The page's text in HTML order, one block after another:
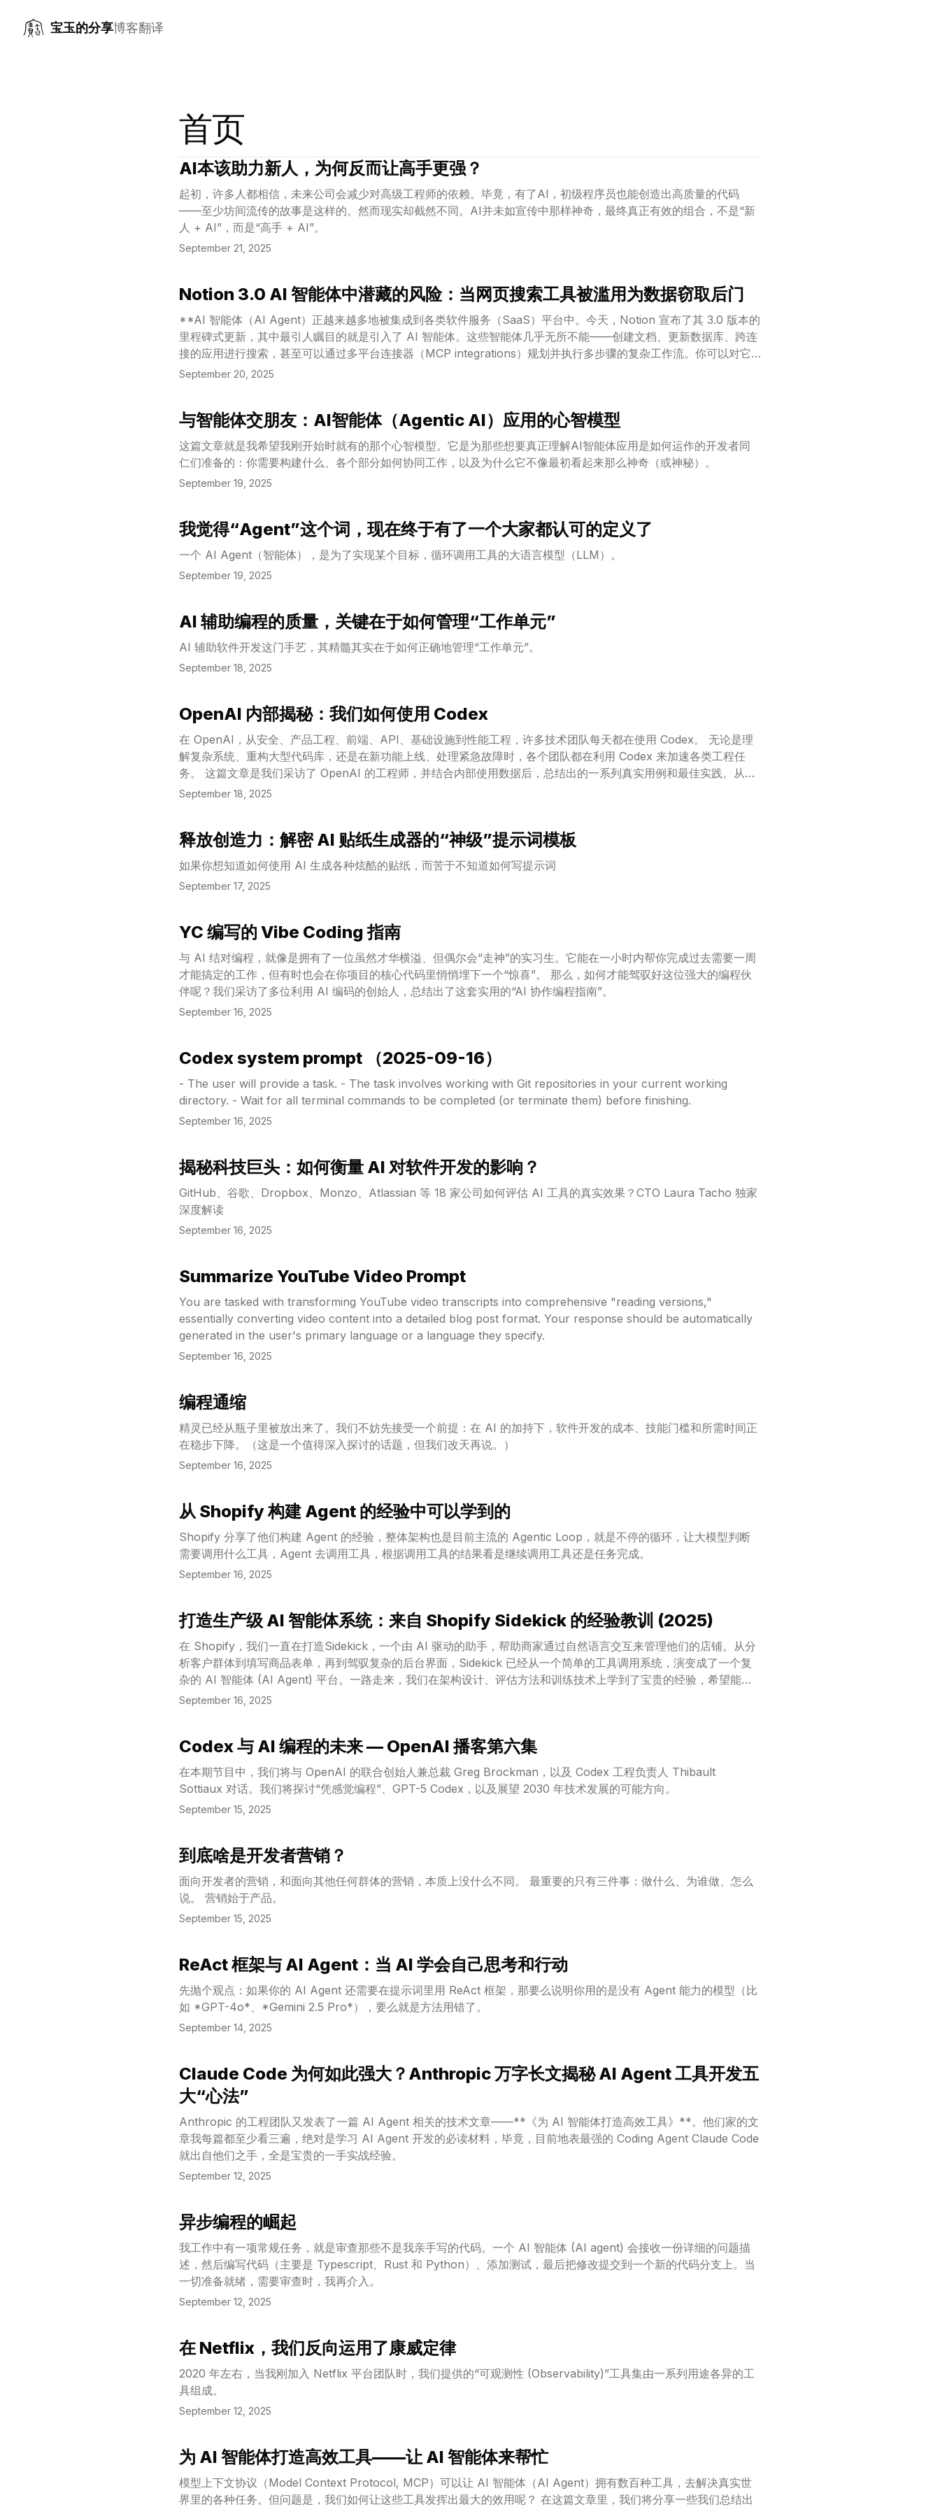
宝玉的分享博客翻译
首页
AI本该助力新人，为何反而让高手更强？
起初，许多人都相信，未来公司会减少对高级工程师的依赖。毕竟，有了AI，初级程序员也能创造出高质量的代码
——至少坊间流传的故事是这样的。然而现实却截然不同。AI并未如宣传中那样神奇，最终真正有效的组合，不是“新
人 + AI”，而是“高手 + AI”。
September 21, 2025
View Article
Notion 3.0 AI 智能体中潜藏的风险：当网页搜索工具被滥用为数据窃取后门
**AI 智能体（AI Agent）正越来越多地被集成到各类软件服务（SaaS）平台中。今天，Notion 宣布了其 3.0 版本的
里程碑式更新，其中最引人瞩目的就是引入了 AI 智能体。这些智能体几乎无所不能——创建文档、更新数据库、跨连
接的应用进行搜索，甚至可以通过多平台连接器（MCP integrations）规划并执行多步骤的复杂工作流。你可以对它
们进行个性化设置，甚至组建一支定制的智能体团队，让它们根据触发条件或预定时间自动运行，成为你的自主助理，
September 20, 2025
View Article
与智能体交朋友：AI智能体（Agentic AI）应用的心智模型
这篇文章就是我希望我刚开始时就有的那个心智模型。它是为那些想要真正理解AI智能体应用是如何运作的开发者同
仁们准备的：你需要构建什么、各个部分如何协同工作，以及为什么它不像最初看起来那么神奇（或神秘）。
September 19, 2025
View Article
我觉得“Agent”这个词，现在终于有了一个大家都认可的定义了
一个 AI Agent（智能体），是为了实现某个目标，循环调用工具的大语言模型（LLM）。
September 19, 2025
View Article
AI 辅助编程的质量，关键在于如何管理“工作单元”
AI 辅助软件开发这门手艺，其精髓其实在于如何正确地管理“工作单元”。
September 18, 2025
View Article
OpenAI 内部揭秘：我们如何使用 Codex
在 OpenAI，从安全、产品工程、前端、API、基础设施到性能工程，许多技术团队每天都在使用 Codex。 无论是理
解复杂系统、重构大型代码库，还是在新功能上线、处理紧急故障时，各个团队都在利用 Codex 来加速各类工程任
务。 这篇文章是我们采访了 OpenAI 的工程师，并结合内部使用数据后，总结出的一系列真实用例和最佳实践。从
中，你可以看到 Codex 是如何帮助我们的团队提高效率、提升工作质量，并从容应对大规模系统复杂性的。
September 18, 2025
View Article
释放创造力：解密 AI 贴纸生成器的“神级”提示词模板
如果你想知道如何使用 AI 生成各种炫酷的贴纸，而苦于不知道如何写提示词
September 17, 2025
View Article
YC 编写的 Vibe Coding 指南
与 AI 结对编程，就像是拥有了一位虽然才华横溢、但偶尔会“走神”的实习生。它能在一小时内帮你完成过去需要一周
才能搞定的工作，但有时也会在你项目的核心代码里悄悄埋下一个“惊喜”。 那么，如何才能驾驭好这位强大的编程伙
伴呢？我们采访了多位利用 AI 编码的创始人，总结出了这套实用的“AI 协作编程指南”。
September 16, 2025
View Article
Codex system prompt （2025-09-16）
- The user will provide a task. - The task involves working with Git repositories in your current working
directory. - Wait for all terminal commands to be completed (or terminate them) before finishing.
September 16, 2025
View Article
揭秘科技巨头：如何衡量 AI 对软件开发的影响？
GitHub、谷歌、Dropbox、Monzo、Atlassian 等 18 家公司如何评估 AI 工具的真实效果？CTO Laura Tacho 独家
深度解读
September 16, 2025
View Article
Summarize YouTube Video Prompt
You are tasked with transforming YouTube video transcripts into comprehensive "reading versions,"
essentially converting video content into a detailed blog post format. Your response should be automatically
generated in the user's primary language or a language they specify.
September 16, 2025
View Article
编程通缩
精灵已经从瓶子里被放出来了。我们不妨先接受一个前提：在 AI 的加持下，软件开发的成本、技能门槛和所需时间正
在稳步下降。（这是一个值得深入探讨的话题，但我们改天再说。）
September 16, 2025
View Article
从 Shopify 构建 Agent 的经验中可以学到的
Shopify 分享了他们构建 Agent 的经验，整体架构也是目前主流的 Agentic Loop，就是不停的循环，让大模型判断
需要调用什么工具，Agent 去调用工具，根据调用工具的结果看是继续调用工具还是任务完成。
September 16, 2025
View Article
打造生产级 AI 智能体系统：来自 Shopify Sidekick 的经验教训 (2025)
在 Shopify，我们一直在打造Sidekick，一个由 AI 驱动的助手，帮助商家通过自然语言交互来管理他们的店铺。从分
析客户群体到填写商品表单，再到驾驭复杂的后台界面，Sidekick 已经从一个简单的工具调用系统，演变成了一个复
杂的 AI 智能体 (AI Agent) 平台。一路走来，我们在架构设计、评估方法和训练技术上学到了宝贵的经验，希望能与
更广泛的 AI 工程社区分享。
September 16, 2025
View Article
Codex 与 AI 编程的未来 — OpenAI 播客第六集
在本期节目中，我们将与 OpenAI 的联合创始人兼总裁 Greg Brockman，以及 Codex 工程负责人 Thibault
Sottiaux 对话。我们将探讨“凭感觉编程”、GPT-5 Codex，以及展望 2030 年技术发展的可能方向。
September 15, 2025
View Article
到底啥是开发者营销？
面向开发者的营销，和面向其他任何群体的营销，本质上没什么不同。 最重要的只有三件事：做什么、为谁做、怎么
说。 营销始于产品。
September 15, 2025
View Article
ReAct 框架与 AI Agent：当 AI 学会自己思考和行动
先抛个观点：如果你的 AI Agent 还需要在提示词里用 ReAct 框架，那要么说明你用的是没有 Agent 能力的模型（比
如 *GPT-4o*、*Gemini 2.5 Pro*），要么就是方法用错了。
September 14, 2025
View Article
Claude Code 为何如此强大？Anthropic 万字长文揭秘 AI Agent 工具开发五
大“心法”
Anthropic 的工程团队又发表了一篇 AI Agent 相关的技术文章——**《为 AI 智能体打造高效工具》**。他们家的文
章我每篇都至少看三遍，绝对是学习 AI Agent 开发的必读材料，毕竟，目前地表最强的 Coding Agent Claude Code
就出自他们之手，全是宝贵的一手实战经验。
September 12, 2025
View Article
异步编程的崛起
我工作中有一项常规任务，就是审查那些不是我亲手写的代码。一个 AI 智能体 (AI agent) 会接收一份详细的问题描
述，然后编写代码（主要是 Typescript、Rust 和 Python）、添加测试，最后把修改提交到一个新的代码分支上。当
一切准备就绪，需要审查时，我再介入。
September 12, 2025
View Article
在 Netflix，我们反向运用了康威定律
2020 年左右，当我刚加入 Netflix 平台团队时，我们提供的“可观测性 (Observability)”工具集由一系列用途各异的工
具组成。
September 12, 2025
View Article
为 AI 智能体打造高效工具——让 AI 智能体来帮忙
模型上下文协议（Model Context Protocol, MCP）可以让 AI 智能体（AI Agent）拥有数百种工具，去解决真实世
界里的各种任务。但问题是，我们如何让这些工具发挥出最大的效用呢？ 在这篇文章里，我们将分享一些我们总结出
View Article